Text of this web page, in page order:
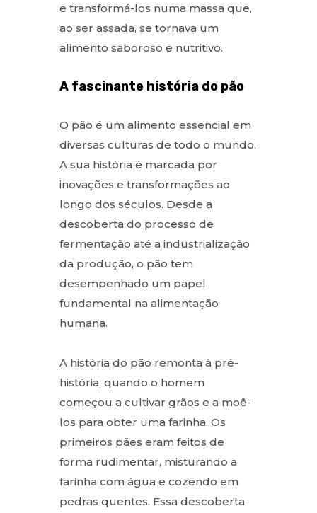
e transformá-los numa massa que,
ao ser assada, se tornava um
alimento saboroso e nutritivo.
A fascinante história do pão
O pão é um alimento essencial em
diversas culturas de todo o mundo.
A sua história é marcada por
inovações e transformações ao
longo dos séculos. Desde a
descoberta do processo de
fermentação até a industrialização
da produção, o pão tem
desempenhado um papel
fundamental na alimentação
humana.
A história do pão remonta à pré-
história, quando o homem
começou a cultivar grãos e a moê-
los para obter uma farinha. Os
primeiros pães eram feitos de
forma rudimentar, misturando a
farinha com água e cozendo em
pedras quentes. Essa descoberta